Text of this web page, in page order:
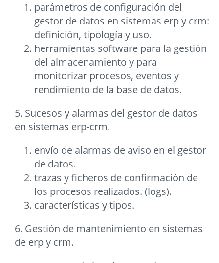
parámetros de configuración del
gestor de datos en sistemas erp y crm:
definición, tipología y uso.
herramientas software para la gestión
del almacenamiento y para
monitorizar procesos, eventos y
rendimiento de la base de datos.
5. Sucesos y alarmas del gestor de datos
en sistemas erp-crm.
envío de alarmas de aviso en el gestor
de datos.
trazas y ficheros de confirmación de
los procesos realizados. (logs).
características y tipos.
6. Gestión de mantenimiento en sistemas
de erp y crm.